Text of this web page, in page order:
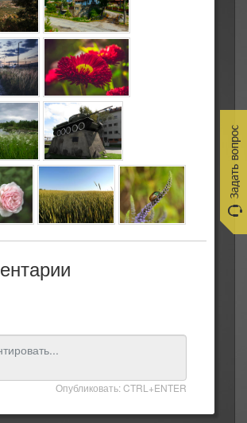
Опубликовать: CTRL+ENTER